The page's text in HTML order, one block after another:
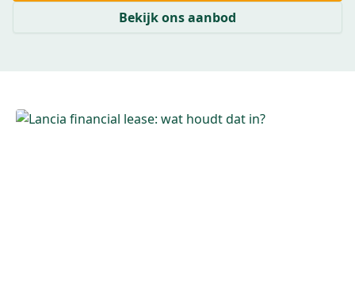
Bekijk ons aanbod